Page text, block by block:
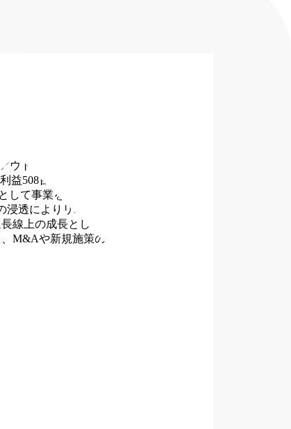
」をチェーン展開。国内外で61店舗を展開中。
帯電話など 20店舗 ・ワットマンスタイル：⾐料品、
、プラモデルなど 2店舗 ・ブックオフ：本、CD、
トドア、スポーツ、釣り具、自転車 2店舗 ・ワット
508百万円 ※2021年にM&Aをしたホビーサーチ事業
て事業を展開してきました。今後も、神奈川県を中
透によりリユース・リサイクル事業は年々成⻑してき
線上の成長として、既存事業の取扱商材を切り出した
M&Aや新規施策の展開も含めた成長戦略を進めていき